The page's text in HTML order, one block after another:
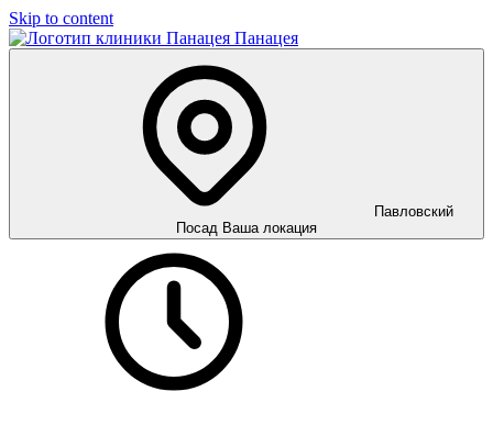
Skip to content
Панацея
Павловский
Посад Ваша локация